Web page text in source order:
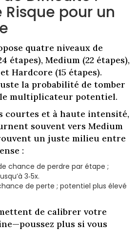
pour un
quatre niveaux de
étapes), Medium (22 étapes),
Hardcore (15 étapes).
la probabilité de tomber
multiplicateur potentiel.
courtes et à haute intensité,
souvent vers Medium
un juste milieu entre
:
chance de perdre par étape ;
3‑5x.
de perte ; potentiel plus élevé
de calibrer votre
plus si vous